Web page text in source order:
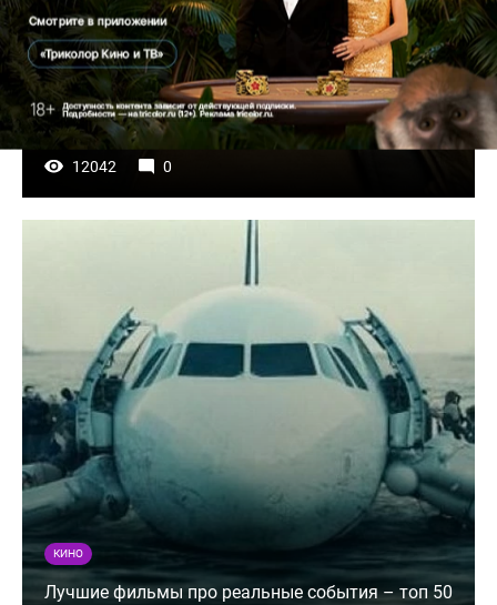
КИНО
Убийства, загадки, потрясения: топ-50 лучших
триллеров всех времен
30 августа, 2023
12042 0
КИНО
Лучшие фильмы про реальные события – топ 50